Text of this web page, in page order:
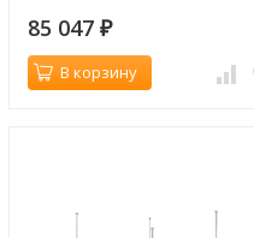
85 047 ₽
В корзину